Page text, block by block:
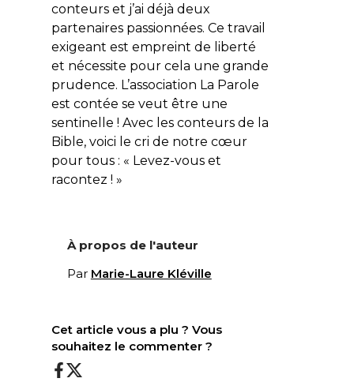
conteurs et j’ai déjà deux
partenaires passionnées. Ce travail
exigeant est empreint de liberté
et nécessite pour cela une grande
prudence. L’association La Parole
est contée se veut être une
sentinelle ! Avec les conteurs de la
Bible, voici le cri de notre cœur
pour tous : « Levez-vous et
racontez ! »
À propos de l'auteur
Par Marie-Laure Kléville
Cet article vous a plu ? Vous
souhaitez le commenter ?